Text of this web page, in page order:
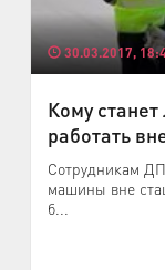
30.03.2017,
Кому
работать
Сотрудникам
машины вне
б...